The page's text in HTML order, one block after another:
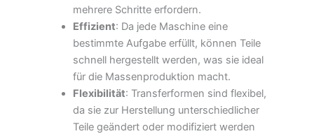
mehrere Schritte erfordern.
Effizient: Da jede Maschine eine
bestimmte Aufgabe erfüllt, können Teile
schnell hergestellt werden, was sie ideal
für die Massenproduktion macht.
Flexibilität: Transferformen sind flexibel,
da sie zur Herstellung unterschiedlicher
Teile geändert oder modifiziert werden